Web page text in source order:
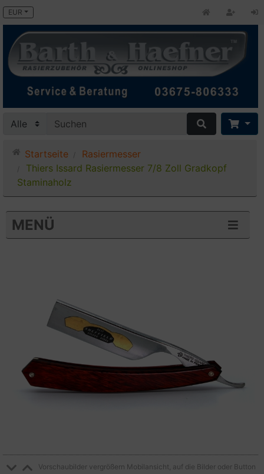
EUR
Startseite
Rasiermesser
Thiers Issard Rasiermesser 7/8 Zoll Gradkopf
Staminaholz
MENÜ
Vorschaubilder vergrößern Mobilansicht, auf die Bilder oder Button